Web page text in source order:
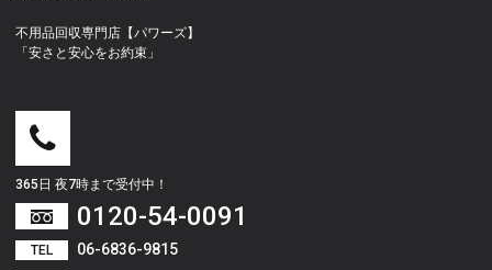
不用品回収専門店【パワーズ】
「安さと安心をお約束」
365日 夜7時まで受付中！
0120-54-0091
TEL 06-6836-9815